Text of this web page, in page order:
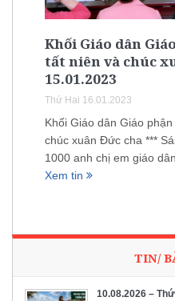
Khối Giáo dân
tất niên và chúc
15.01.2023
Thứ Hai 16.01.2023
Khối Giáo dân Giáo
chúc xuân Đức cha ***
1000 anh chị em giáo
Xem tin
TIN/
10.08.2026 –